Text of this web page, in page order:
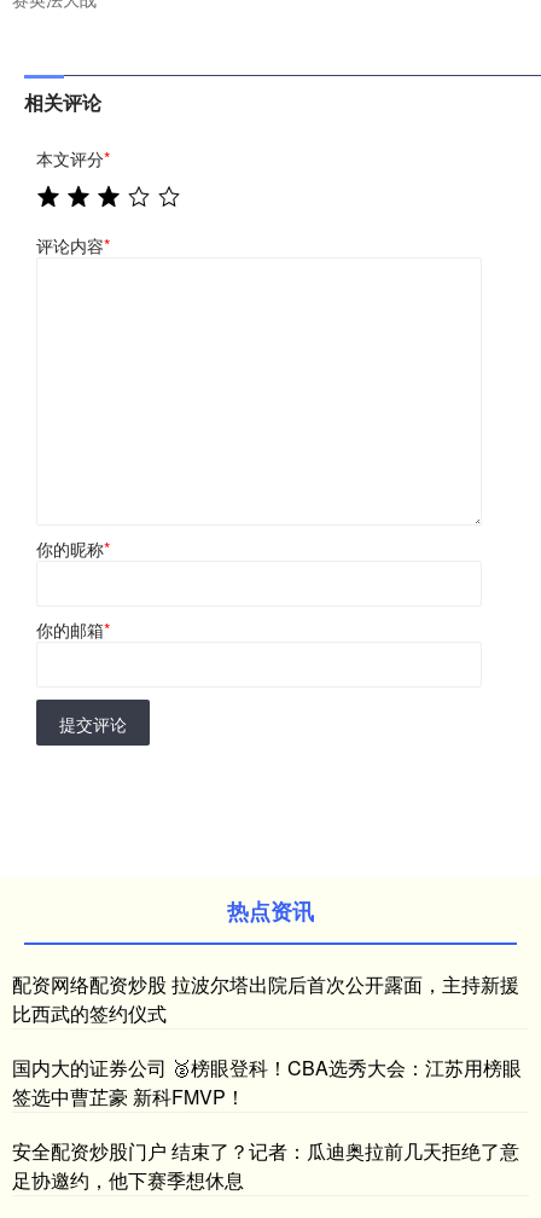
相关评论
本文评分*
评论内容*
你的昵称*
你的邮箱*
提交评论
热点资讯
配资网络配资炒股 拉波尔塔出院后首次公开露面，主持新援
比西武的签约仪式
国内大的证券公司 🥈榜眼登科！CBA选秀大会：江苏用榜眼
签选中曹芷豪 新科FMVP！
安全配资炒股门户 结束了？记者：瓜迪奥拉前几天拒绝了意
足协邀约，他下赛季想休息